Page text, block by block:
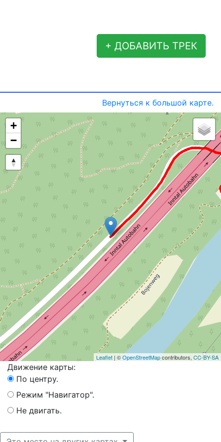
+ ДОБАВИТЬ ТРЕК
Вернуться к большой карте.
+
−
Leaflet | ©OpenStreetMapcontributors, CC-BY-SA
Движение карты:
По центру.
Режим "Навигатор".
Не двигать.